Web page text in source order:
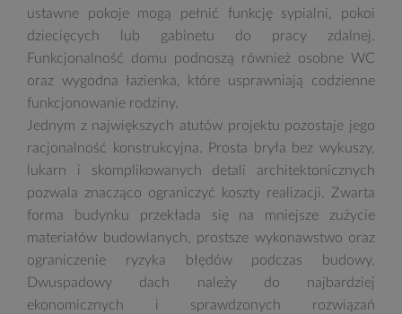
ustawne pokoje mogą pełnić funkcję sypialni, pokoi
dziecięcych lub gabinetu do pracy zdalnej.
Funkcjonalność domu podnoszą również osobne WC
oraz wygodna łazienka, które usprawniają codzienne
funkcjonowanie rodziny.
Jednym z największych atutów projektu pozostaje jego
racjonalność konstrukcyjna. Prosta bryła bez wykuszy,
lukarn i skomplikowanych detali architektonicznych
pozwala znacząco ograniczyć koszty realizacji. Zwarta
forma budynku przekłada się na mniejsze zużycie
materiałów budowlanych, prostsze wykonawstwo oraz
ograniczenie ryzyka błędów podczas budowy.
Dwuspadowy dach należy do najbardziej
ekonomicznych i sprawdzonych rozwiązań